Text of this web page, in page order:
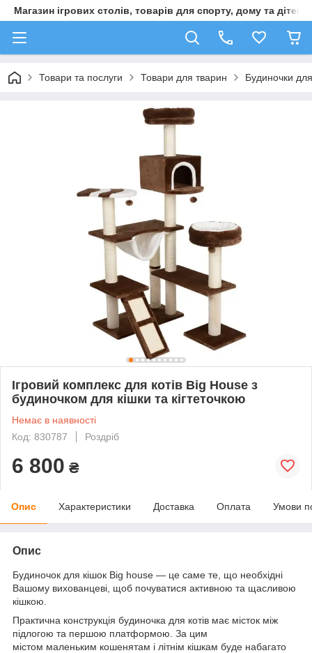
Магазин ігрових столів, товарів для спорту, дому та дітей
Товари та послуги Товари для тварин Будиночки
Ігровий комплекс для котів Big House з
будиночком для кішки та кігтеточкою
Немає в наявності
Код: 830787
Роздріб
6 800 ₴
Опис Характеристики Доставка Оплата Умови
Опис
Будиночок для кішок Big house — це саме те, що необхідні
Вашому вихованцеві, щоб почуватися активною та щасливою
кішкою.
Практична конструкція будиночка для котів має місток між
підлогою та першою платформою. За цим
містом маленьким кошенятам і літнім кішкам буде набагато